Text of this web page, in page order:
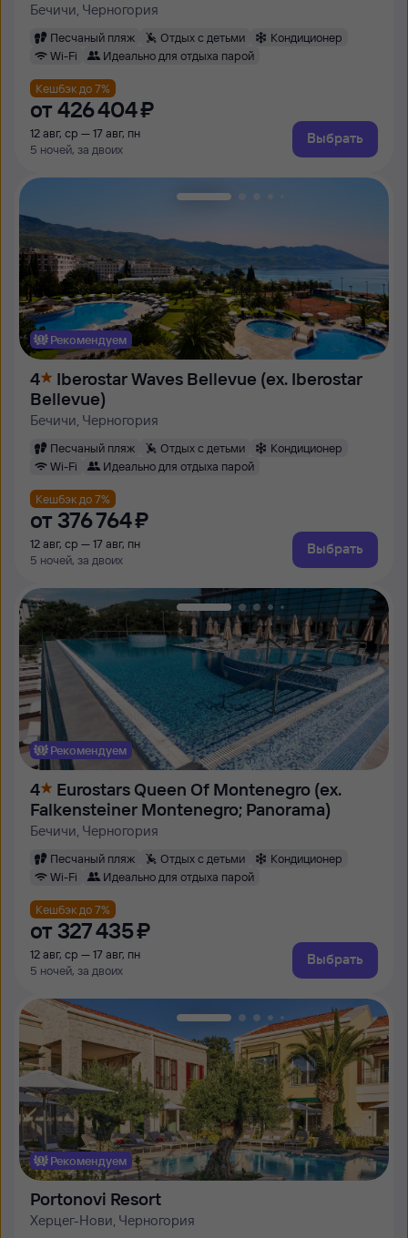
Бечичи, Черногория
Песчаный пляж Отдых с детьми
Кондиционер
Wi-Fi
Идеально для отдыха парой
Кешбэк до 7%
от 426 ⁠404 ⁠₽
12 авг, ср — 17 авг, пн
5 ночей, за двоих
Выбрать
Рекомендуем
4
Iberostar Waves Bellevue (ex. Iberostar
Bellevue)
Бечичи, Черногория
Песчаный пляж Отдых с детьми
Кондиционер
Wi-Fi
Идеально для отдыха парой
Кешбэк до 7%
от 376 ⁠764 ⁠₽
12 авг, ср — 17 авг, пн
5 ночей, за двоих
Выбрать
Рекомендуем
4
Eurostars Queen Of Montenegro (ех.
Falkensteiner Montenegro; Panorama)
Бечичи, Черногория
Песчаный пляж Отдых с детьми
Кондиционер
Wi-Fi
Идеально для отдыха парой
Кешбэк до 7%
от 327 ⁠435 ⁠₽
12 авг, ср — 17 авг, пн
5 ночей, за двоих
Выбрать
Рекомендуем
Portonovi Resort
Херцег-Нови, Черногория